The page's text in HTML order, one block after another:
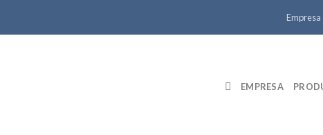
Empresa
EMPRESA